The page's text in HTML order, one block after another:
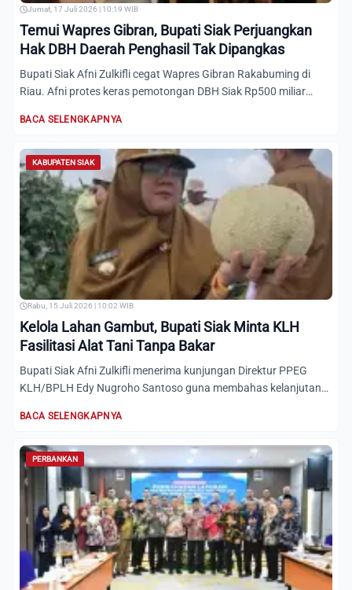
Jumat, 17 Juli 2026 | 10:19 WIB
Temui Wapres Gibran, Bupati Siak Perjuangkan
Hak DBH Daerah Penghasil Tak Dipangkas
Bupati Siak Afni Zulkifli cegat Wapres Gibran Rakabuming di
Riau. Afni protes keras pemotongan DBH Siak Rp500 miliar
BACA SELENGKAPNYA
KABUPATEN SIAK
Rabu, 15 Juli 2026 | 10:02 WIB
Kelola Lahan Gambut, Bupati Siak Minta KLH
Fasilitasi Alat Tani Tanpa Bakar
Bupati Siak Afni Zulkifli menerima kunjungan Direktur PPEG
KLH/BPLH Edy Nugroho Santoso guna membahas kelanjutan
BACA SELENGKAPNYA
PERBANKAN